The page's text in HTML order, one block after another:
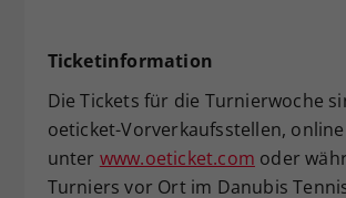
Ticketinformation
Die Tickets für die Turnierwoche
oeticket-Vorverkaufsstellen, online
unter www.oeticket.com oder
Turniers vor Ort im Danubis